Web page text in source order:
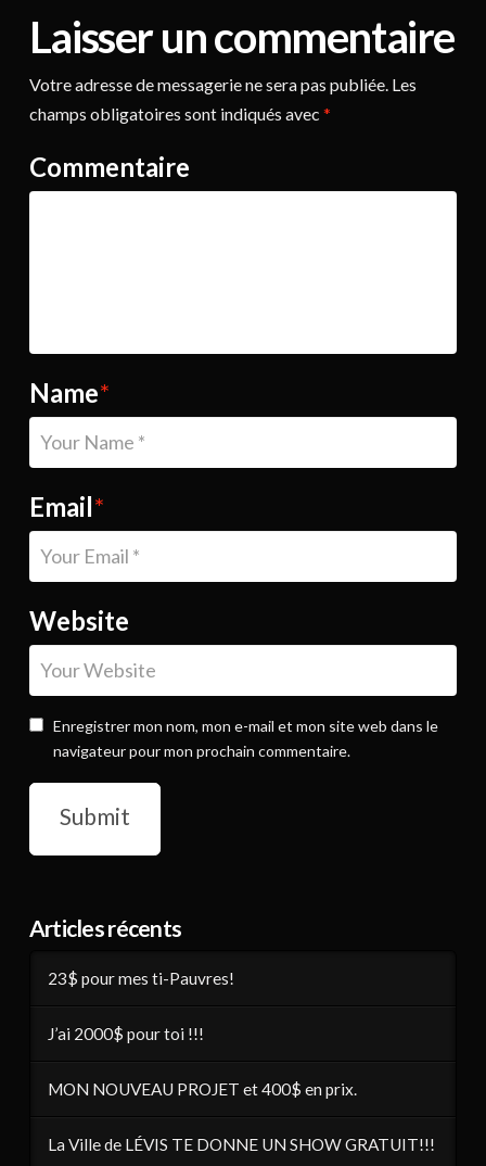
Laisser un commentaire
Votre adresse de messagerie ne sera pas publiée.Les
champs obligatoires sont indiqués avec *
Commentaire
Name*
Email*
Website
Enregistrer mon nom, mon e-mail et mon site web dans le
navigateur pour mon prochain commentaire.
Articles récents
23$ pour mes ti-Pauvres!
J’ai 2000$ pour toi !!!
MON NOUVEAU PROJET et 400$ en prix.
La Ville de LÉVIS TE DONNE UN SHOW GRATUIT!!!